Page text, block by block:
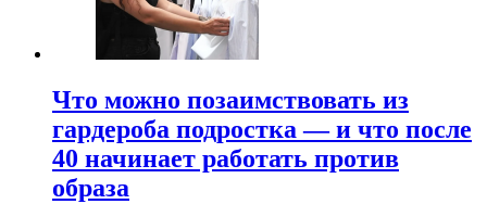
Что можно позаимствовать из
гардероба подростка — и что после
40 начинает работать против
образа